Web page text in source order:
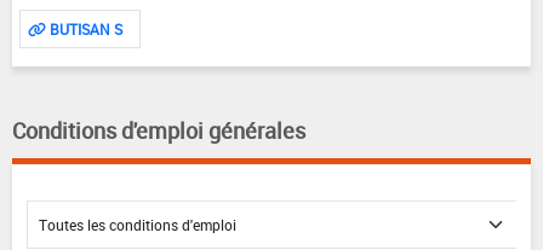
BUTISAN S
Conditions d'emploi générales